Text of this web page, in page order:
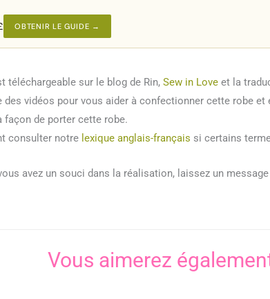
OBTENIR LE GUIDE →
téléchargeable sur le blog de Rin, Sew in Love et la
des vidéos pour vous aider à confectionner cette robe
façon de porter cette robe.
consulter notre lexique anglais-français si certains
avez un souci dans la réalisation, laissez un
Vous aimerez